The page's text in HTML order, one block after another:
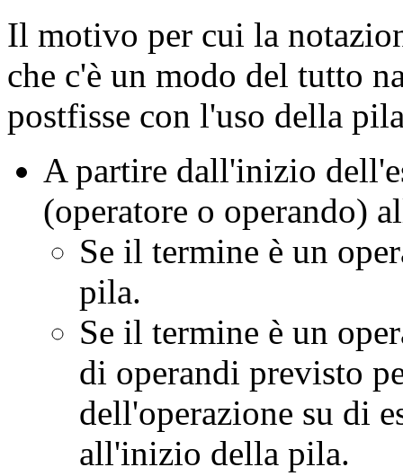
Il motivo per cui la
che c'è un modo del tutto
postfisse con l'uso della
A partire dall'inizio
(operatore o operando)
Se il termine è un
pila.
Se il termine è un
di operandi previsto
dell'operazione su di
all'inizio della pila.